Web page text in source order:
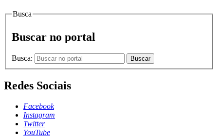
Busca
Buscar no portal
Busca: Buscar
Redes Sociais
Facebook
Instagram
Twitter
YouTube